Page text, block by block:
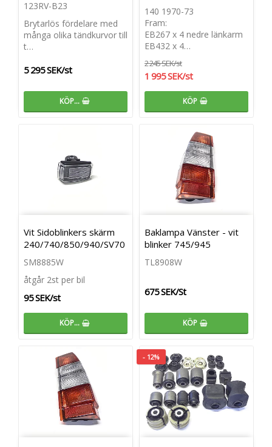
123RV-B23
Brytarlös fördelare med
många olika tändkurvor till
t…
5 295 SEK/st
KÖP…
140 1970-73
Fram:
EB267 x 4 nedre länkarm
EB432 x 4…
2 245 SEK/st
1 995 SEK/st
KÖP
Vit Sidoblinkers skärm
240/740/850/940/SV70
SM8885W
åtgår 2st per bil
95 SEK/st
KÖP…
Baklampa Vänster - vit
blinker 745/945
TL8908W
675 SEK/St
KÖP
- 12%